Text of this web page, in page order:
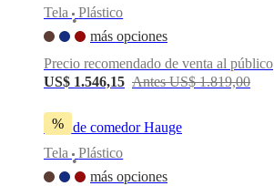
Tela
•
Plástico
más opciones
Precio recomendado de venta al público
US$ 1.546,15 Antes US$ 1.819,00
%
Silla de comedor Hauge
Tela
•
Plástico
más opciones